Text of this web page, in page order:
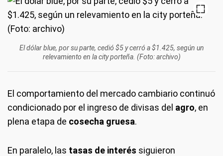
El dólar blue, por su parte, cedió $5 y cerró a $1.425, según un
relevamiento en la city porteña. (Foto: archivo)
El comportamiento del mercado cambiario continuó
condicionado por el ingreso de divisas del agro, en
plena etapa de cosecha gruesa.
En paralelo, las tasas de interés siguieron